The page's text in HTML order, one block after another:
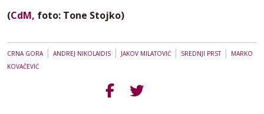
(CdM, foto: Tone Stojko)
CRNA GORA| ANDREJ NIKOLAIDIS | JAKOV MILATOVIĆ | SREDNJI PRST|
MARKO
KOVAČEVIĆ